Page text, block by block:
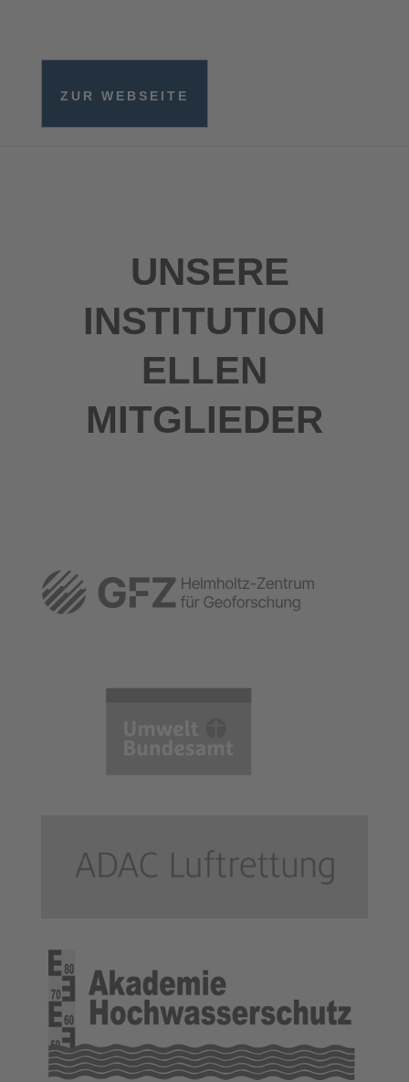
ZUR WEBSEITE
UNSERE
INSTITUTION
ELLEN
MITGLIEDER